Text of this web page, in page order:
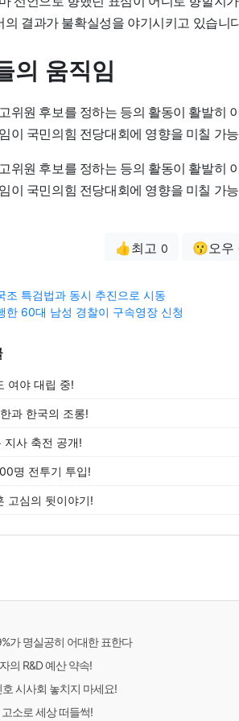
의 결과가 불확실성을 야기시키고 있습니
의 움직임
위원 후보를 정하는 등의 활동이 활발히
이 국민의힘 전당대회에 영향을 미칠 가
위원 후보를 정하는 등의 활동이 활발히
이 국민의힘 전당대회에 영향을 미칠 가
👍최고 0 😗오우
조 특검법과 동시 추진으로 시동
한 60대 남성 경찰이 구속영장 신청
여야 대립 중!
과 한국의 조롱!
지사 축전 공개!
명 전투기 투입!
고심의 뒷이야기!
가 명실공히 어대한 표한다
의 R&D 예산 약속!
시사회 놓치지 마세요!
소로 세상 떠들썩!